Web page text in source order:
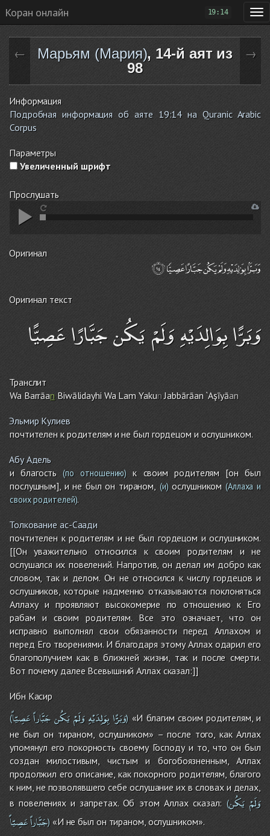
Коран онлайн 19:14
← Марьям (Мария), 14-й аят из
98
→
Информация
Подробная информация об аяте 19:14 на Quranic Arabic
Corpus
Параметры
Увеличенный шрифт
Прослушать
Оригинал
Оригинал текст
وَبَرًّا بِوَالِدَيْهِ وَلَمْ يَكُن جَبَّارًا عَصِيًّا
Транслит
Wa Barrāan Biwālidayhi Wa Lam YakunJabbārāan `Aşīyāan
Эльмир Кулиев
почтителен к родителям и не был гордецом и ослушником.
Абу Адель
и благость (по отношению) к своим родителям [он был
послушным], и не был он тираном, (и)ослушником (Аллаха и
своих родителей).
Толкование ас-Саади
почтителен к родителям и не был гордецом и ослушником.
[[Он уважительно относился к своим родителям и не
ослушался их повелений. Напротив, он делал им добро как
словом, так и делом. Он не относился к числу гордецов и
ослушников, которые надменно отказываются поклоняться
Аллаху и проявляют высокомерие по отношению к Его
рабам и своим родителям. Все это означает, что он
исправно выполнял свои обязанности перед Аллахом и
перед Его творениями. И благодаря этому Аллах одарил его
благополучием как в ближней жизни, так и после смерти.
Вот почему далее Всевышний Аллах сказал:]]
Ибн Касир
( وَبَرًّابِوَلِدَيْهِوَلَمْيَكُنجَبَّاراًعَصِيّاً ) «И благим своим родителям, и
не был он тираном, ослушником» – после того, как Аллах
упомянул его покорность своему Господу и то, что он был
создан милостивым, чистым и богобоязненным, Аллах
продолжил его описание, как покорного родителям, благого
к ним, не позволявшего себе ослушание их в словах и делах,
в повелениях и запретах. Об этом Аллах сказал: ( وَلَمْ يَكُن
جَبَّاراًعَصِيّاً )«И не был он тираном, ослушником».